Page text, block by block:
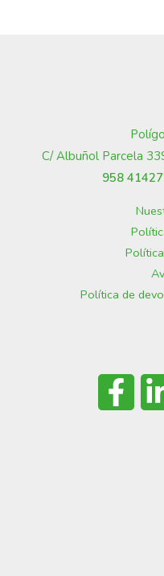
C/ Albuñol Parcela
958
Política de